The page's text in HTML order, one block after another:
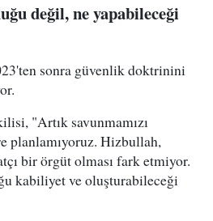
değil, ne yapabileceği
sonra güvenlik doktrinini
"Artık savunmamızı
planlamıyoruz. Hizbullah,
bir örgüt olması fark etmiyor.
kabiliyet ve oluşturabileceği